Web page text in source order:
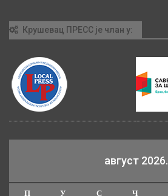
Крушевац ПРЕСС је члан у:
август 2026.
П У С Ч